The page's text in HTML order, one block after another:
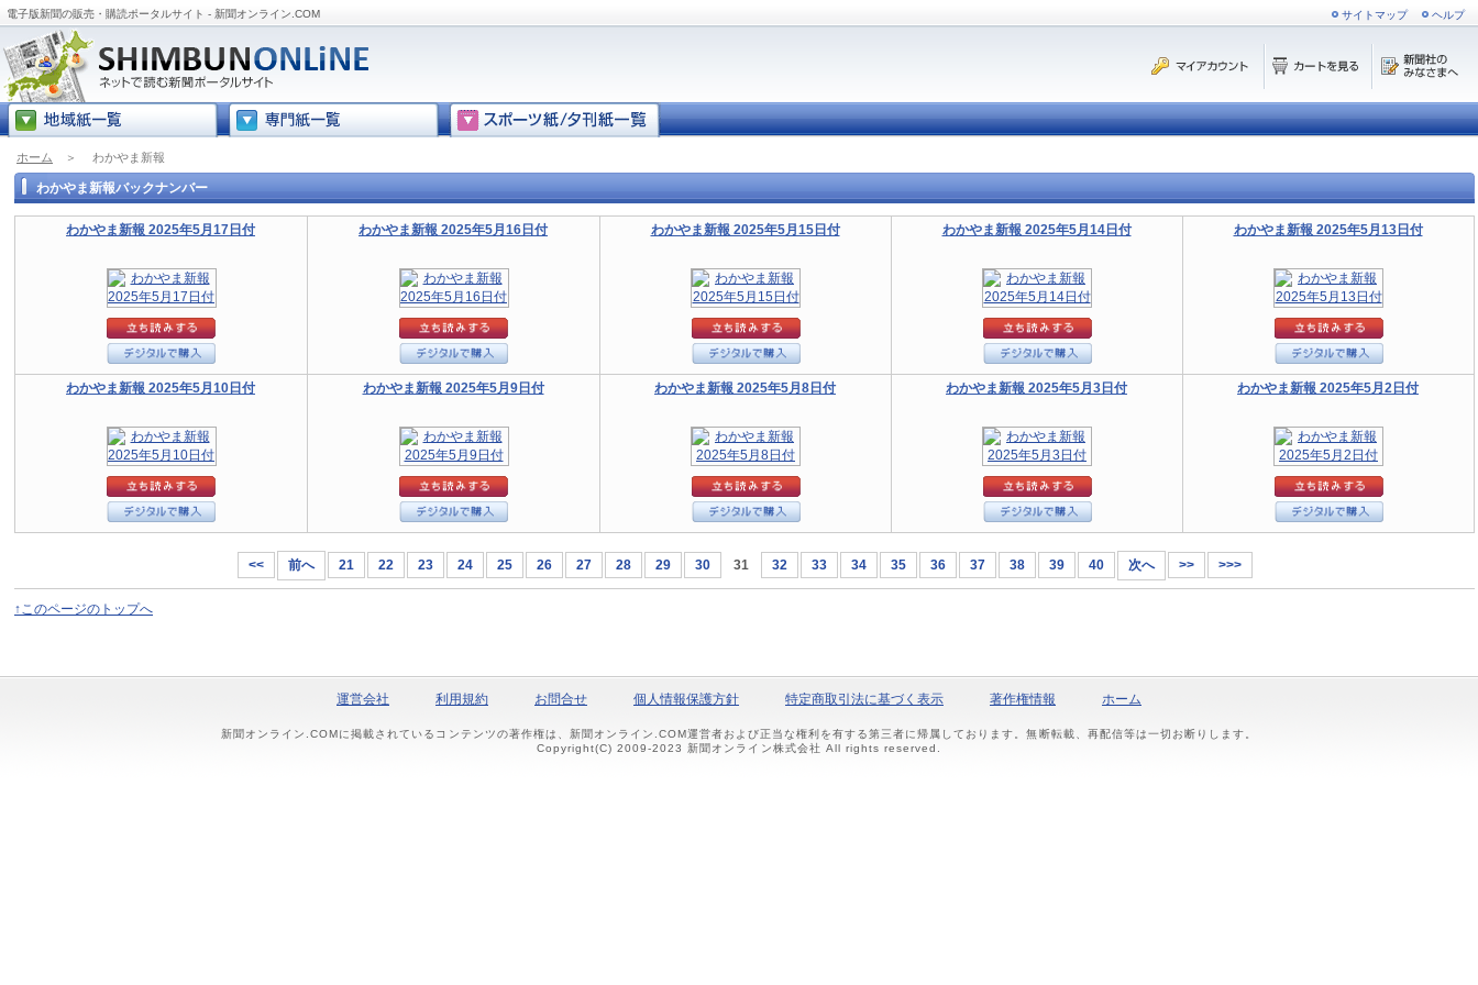
電子版新聞の販売・購読ポータルサイト - 新聞オンライン.COM サイトマップ ヘルプ
ホーム ＞ わかやま新報
わかやま新報バックナンバー
わかやま新報 2025年5月17日付 わかやま新報 2025年5月16日付 わかやま新報 2025年5月15日付 わかやま新報 2025年5月14日付 わかやま新報 2025年5月13日付
わかやま新報 2025年5月10日付 わかやま新報 2025年5月9日付 わかやま新報 2025年5月8日付 わかやま新報 2025年5月3日付 わかやま新報 2025年5月2日付
<< 前へ 21 22 23 24 25 26 27 28 29 30 31 32 33 34 35 36 37 38 39 40 次へ >> >>>
↑このページのトップへ
運営会社 利用規約 お問合せ 個人情報保護方針 特定商取引法に基づく表示 著作権情報 ホーム
新聞オンライン.COMに掲載されているコンテンツの著作権は、新聞オンライン.COM運営者および正当な権利を有する第三者に帰属しております。無断転載、再配信等は一切お断りします。
Copyright(C) 2009-2023 新聞オンライン株式会社 All rights reserved.